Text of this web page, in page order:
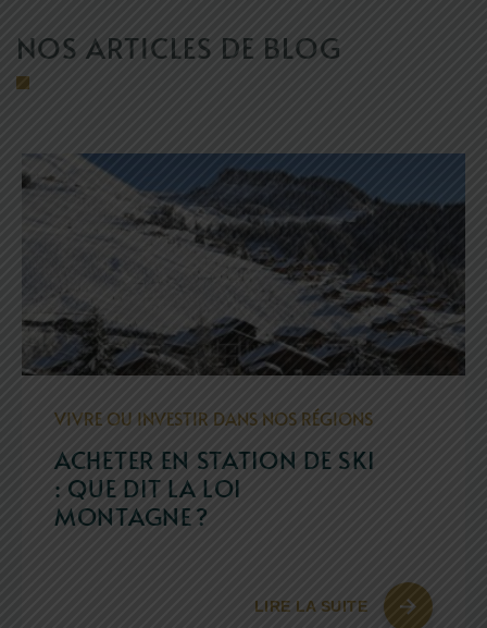
NOS ARTICLES DE BLOG
VIVRE OU INVESTIR DANS NOS RÉGIONS
ACHETER EN STATION DE SKI
: QUE DIT LA LOI
MONTAGNE ?
LIRE LA SUITE